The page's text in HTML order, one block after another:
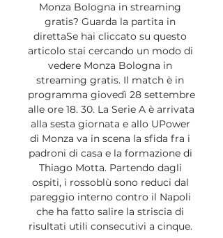
Monza Bologna in streaming
gratis? Guarda la partita in
direttaSe hai cliccato su questo
articolo stai cercando un modo di
vedere Monza Bologna in
streaming gratis. Il match è in
programma giovedì 28 settembre
alle ore 18. 30. La Serie A è arrivata
alla sesta giornata e allo UPower
di Monza va in scena la sfida fra i
padroni di casa e la formazione di
Thiago Motta. Partendo dagli
ospiti, i rossoblù sono reduci dal
pareggio interno contro il Napoli
che ha fatto salire la striscia di
risultati utili consecutivi a cinque.